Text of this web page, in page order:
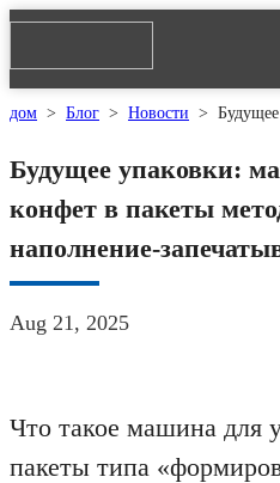
дом > Блог > Новости >
Будущее упаковки:
конфет в пакеты
наполнение-
Aug 21, 2025
Что такое машина для
пакеты типа